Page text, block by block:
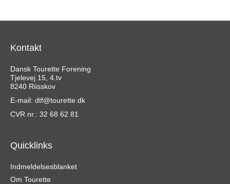
Kontakt
Dansk Tourette Forening
Tjelevej 15, 4.tv
8240 Riisskov
E-mail: dtf@tourette.dk
CVR nr.: 32 68 62 81
Quicklinks
Indmeldelsesblanket
Om Tourette